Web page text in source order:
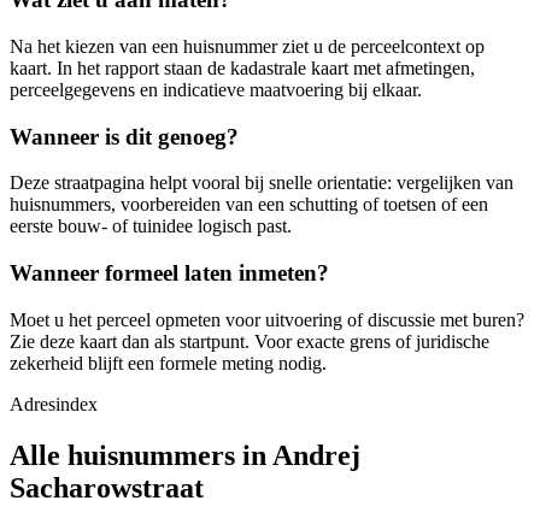
Na het kiezen van een huisnummer ziet u de perceelcontext op
kaart. In het rapport staan de kadastrale kaart met afmetingen,
perceelgegevens en indicatieve maatvoering bij elkaar.
Wanneer is dit genoeg?
Deze straatpagina helpt vooral bij snelle orientatie: vergelijken van
huisnummers, voorbereiden van een schutting of toetsen of een
eerste bouw- of tuinidee logisch past.
Wanneer formeel laten inmeten?
Moet u het perceel opmeten voor uitvoering of discussie met buren?
Zie deze kaart dan als startpunt. Voor exacte grens of juridische
zekerheid blijft een formele meting nodig.
Adresindex
Alle huisnummers in Andrej
Sacharowstraat